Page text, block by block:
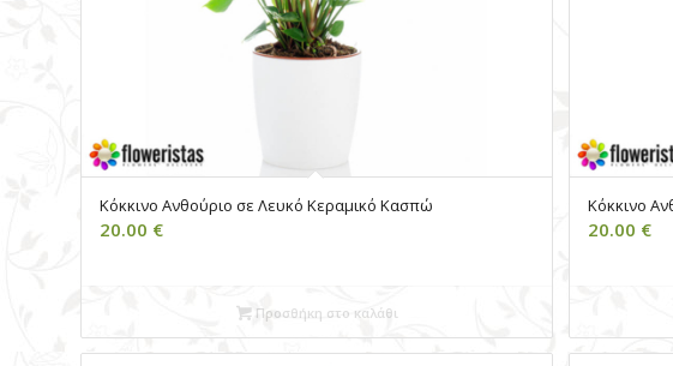
Κόκκινο Ανθούριο σε Λευκό Κεραμικό Κασπώ
20.00 €
Προσθήκη στο καλάθι
Κόκκινο
20.00 €